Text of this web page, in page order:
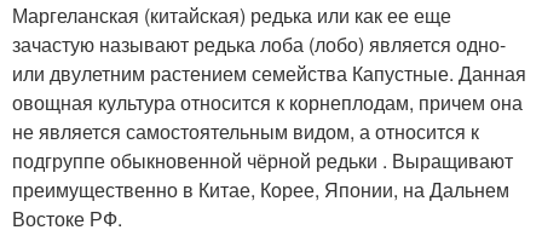
Маргеланская (китайская) редька или как ее еще
зачастую называют редька лоба (лобо) является одно-
или двулетним растением семейства Капустные. Данная
овощная культура относится к корнеплодам, причем она
не является самостоятельным видом, а относится к
подгруппе обыкновенной чёрной редьки . Выращивают
преимущественно в Китае, Корее, Японии, на Дальнем
Востоке РФ.